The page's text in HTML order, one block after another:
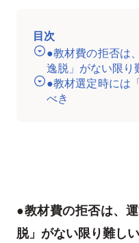
目次
●教材費の拒否は
逸脱」がない限り
●教材選定時には
べき
●教材費の拒否は、
脱」がない限り難しい